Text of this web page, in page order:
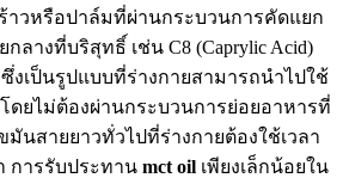
วหรือปาล์มที่ผ่านกระบวนการคัดแยก
ลางที่บริสุทธิ์ เช่น C8 (Caprylic Acid)
ซึ่งเป็นรูปแบบที่ร่างกายสามารถนำไปใช้
ดยไม่ต้องผ่านกระบวนการย่อยอาหารที่
นสายยาวทั่วไปที่ร่างกายต้องใช้เวลา
การรับประทาน mct oil เพียงเล็กน้อยใน